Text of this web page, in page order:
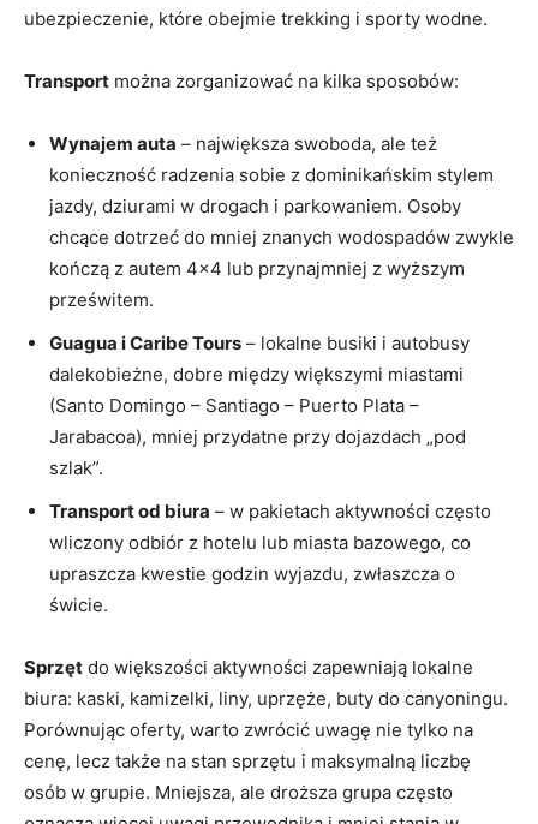
ubezpieczenie, które obejmie trekking i sporty wodne.
Transport można zorganizować na kilka sposobów:
Wynajem auta – największa swoboda, ale też
konieczność radzenia sobie z dominikańskim stylem
jazdy, dziurami w drogach i parkowaniem. Osoby
chcące dotrzeć do mniej znanych wodospadów zwykle
kończą z autem 4×4 lub przynajmniej z wyższym
prześwitem.
Guagua i Caribe Tours – lokalne busiki i autobusy
dalekobieżne, dobre między większymi miastami
(Santo Domingo – Santiago – Puerto Plata –
Jarabacoa), mniej przydatne przy dojazdach „pod
szlak”.
Transport od biura – w pakietach aktywności często
wliczony odbiór z hotelu lub miasta bazowego, co
upraszcza kwestie godzin wyjazdu, zwłaszcza o
świcie.
Sprzęt do większości aktywności zapewniają lokalne
biura: kaski, kamizelki, liny, uprzęże, buty do canyoningu.
Porównując oferty, warto zwrócić uwagę nie tylko na
cenę, lecz także na stan sprzętu i maksymalną liczbę
osób w grupie. Mniejsza, ale droższa grupa często